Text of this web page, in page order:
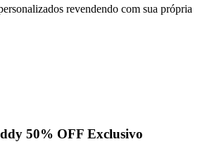
revendendo com sua própria
50% OFF Exclusivo